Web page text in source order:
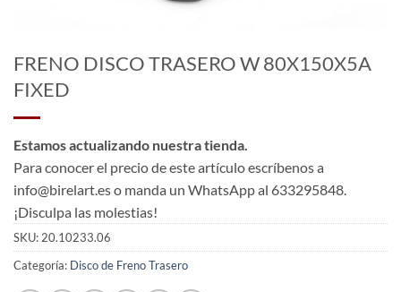
FRENO DISCO TRASERO W 80X150X5A
FIXED
Estamos actualizando nuestra tienda.
Para conocer el precio de este artículo escríbenos a
info@birelart.es o manda un WhatsApp al 633295848.
¡Disculpa las molestias!
SKU: 20.10233.06
Categoría: Disco de Freno Trasero